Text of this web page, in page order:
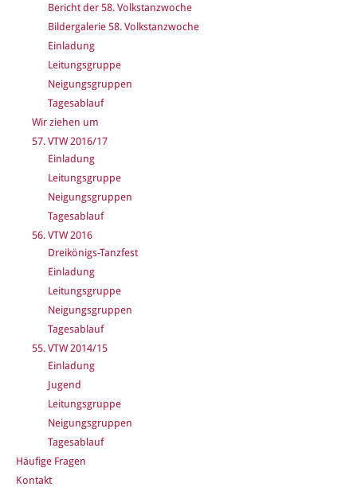
Bericht der 58. Volkstanzwoche
Bildergalerie 58. Volkstanzwoche
Einladung
Leitungsgruppe
Neigungsgruppen
Tagesablauf
Wir ziehen um
57. VTW 2016/17
Einladung
Leitungsgruppe
Neigungsgruppen
Tagesablauf
56. VTW 2016
Dreikönigs-Tanzfest
Einladung
Leitungsgruppe
Neigungsgruppen
Tagesablauf
55. VTW 2014/15
Einladung
Jugend
Leitungsgruppe
Neigungsgruppen
Tagesablauf
Häufige Fragen
Kontakt